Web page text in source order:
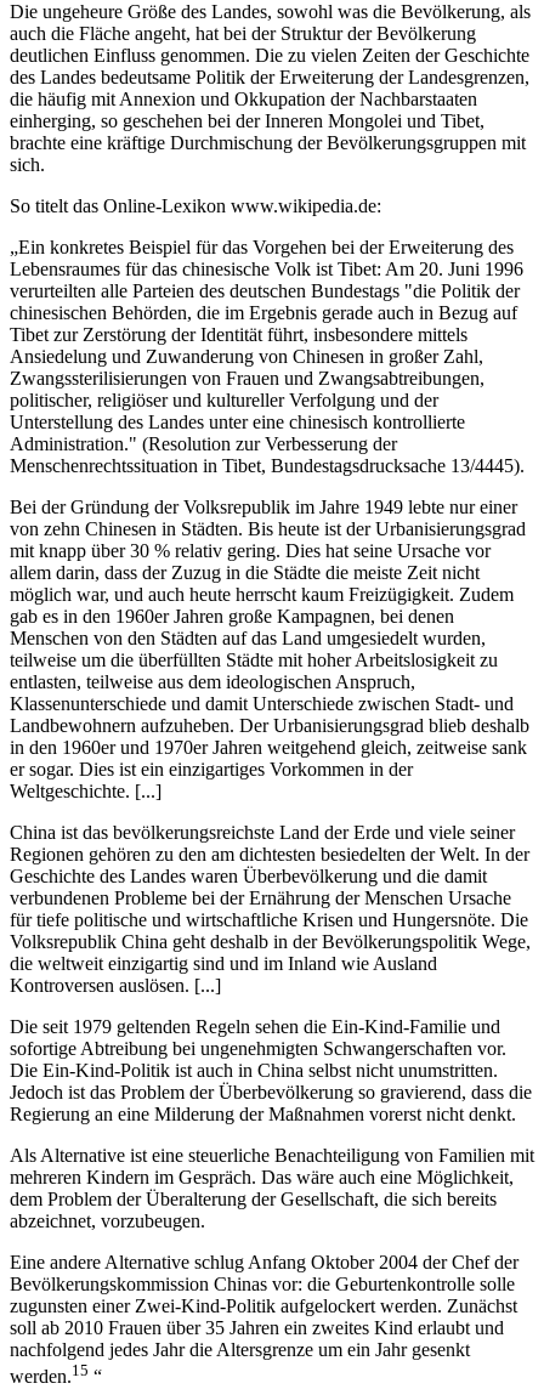
Die ungeheure Größe des Landes, sowohl was die Bevölkerung, als
auch die Fläche angeht, hat bei der Struktur der Bevölkerung
deutlichen Einfluss genommen. Die zu vielen Zeiten der Geschichte
des Landes bedeutsame Politik der Erweiterung der Landesgrenzen,
die häufig mit Annexion und Okkupation der Nachbarstaaten
einherging, so geschehen bei der Inneren Mongolei und Tibet,
brachte eine kräftige Durchmischung der Bevölkerungsgruppen mit
sich.
So titelt das Online-Lexikon www.wikipedia.de:
„Ein konkretes Beispiel für das Vorgehen bei der Erweiterung des
Lebensraumes für das chinesische Volk ist Tibet: Am 20. Juni 1996
verurteilten alle Parteien des deutschen Bundestags "die Politik der
chinesischen Behörden, die im Ergebnis gerade auch in Bezug auf
Tibet zur Zerstörung der Identität führt, insbesondere mittels
Ansiedelung und Zuwanderung von Chinesen in großer Zahl,
Zwangssterilisierungen von Frauen und Zwangsabtreibungen,
politischer, religiöser und kultureller Verfolgung und der
Unterstellung des Landes unter eine chinesisch kontrollierte
Administration." (Resolution zur Verbesserung der
Menschenrechtssituation in Tibet, Bundestagsdrucksache 13/4445).
Bei der Gründung der Volksrepublik im Jahre 1949 lebte nur einer
von zehn Chinesen in Städten. Bis heute ist der Urbanisierungsgrad
mit knapp über 30 % relativ gering. Dies hat seine Ursache vor
allem darin, dass der Zuzug in die Städte die meiste Zeit nicht
möglich war, und auch heute herrscht kaum Freizügigkeit. Zudem
gab es in den 1960er Jahren große Kampagnen, bei denen
Menschen von den Städten auf das Land umgesiedelt wurden,
teilweise um die überfüllten Städte mit hoher Arbeitslosigkeit zu
entlasten, teilweise aus dem ideologischen Anspruch,
Klassenunterschiede und damit Unterschiede zwischen Stadt- und
Landbewohnern aufzuheben. Der Urbanisierungsgrad blieb deshalb
in den 1960er und 1970er Jahren weitgehend gleich, zeitweise sank
er sogar. Dies ist ein einzigartiges Vorkommen in der
Weltgeschichte. [...]
China ist das bevölkerungsreichste Land der Erde und viele seiner
Regionen gehören zu den am dichtesten besiedelten der Welt. In der
Geschichte des Landes waren Überbevölkerung und die damit
verbundenen Probleme bei der Ernährung der Menschen Ursache
für tiefe politische und wirtschaftliche Krisen und Hungersnöte. Die
Volksrepublik China geht deshalb in der Bevölkerungspolitik Wege,
die weltweit einzigartig sind und im Inland wie Ausland
Kontroversen auslösen. [...]
Die seit 1979 geltenden Regeln sehen die Ein-Kind-Familie und
sofortige Abtreibung bei ungenehmigten Schwangerschaften vor.
Die Ein-Kind-Politik ist auch in China selbst nicht unumstritten.
Jedoch ist das Problem der Überbevölkerung so gravierend, dass die
Regierung an eine Milderung der Maßnahmen vorerst nicht denkt.
Als Alternative ist eine steuerliche Benachteiligung von Familien mit
mehreren Kindern im Gespräch. Das wäre auch eine Möglichkeit,
dem Problem der Überalterung der Gesellschaft, die sich bereits
abzeichnet, vorzubeugen.
Eine andere Alternative schlug Anfang Oktober 2004 der Chef der
Bevölkerungskommission Chinas vor: die Geburtenkontrolle solle
zugunsten einer Zwei-Kind-Politik aufgelockert werden. Zunächst
soll ab 2010 Frauen über 35 Jahren ein zweites Kind erlaubt und
nachfolgend jedes Jahr die Altersgrenze um ein Jahr gesenkt
werden.15 “